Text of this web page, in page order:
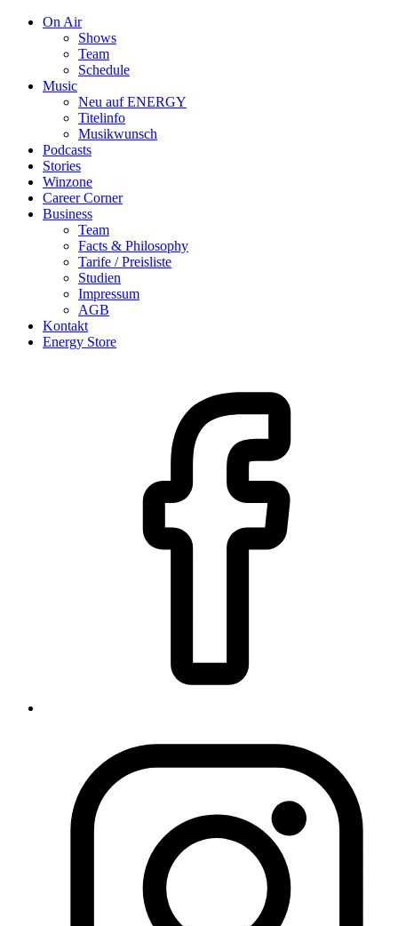
On Air
Shows
Team
Schedule
Music
Neu auf ENERGY
Titelinfo
Musikwunsch
Podcasts
Stories
Winzone
Career Corner
Business
Team
Facts & Philosophy
Tarife / Preisliste
Studien
Impressum
AGB
Kontakt
Energy Store